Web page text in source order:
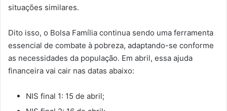
situações similares.
Dito isso, o Bolsa Família continua sendo uma ferramenta
essencial de combate à pobreza, adaptando-se conforme
as necessidades da população. Em abril, essa ajuda
financeira vai cair nas datas abaixo:
NIS final 1: 15 de abril;